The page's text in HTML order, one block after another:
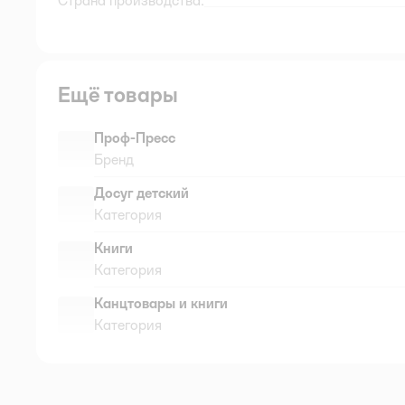
Ещё товары
Проф-Пресс
Бренд
Досуг детский
Категория
Книги
Категория
Канцтовары и книги
Категория